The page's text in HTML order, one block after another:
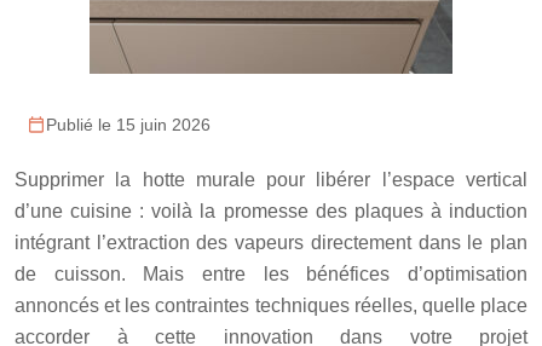
Publié le 15 juin 2026
Supprimer la hotte murale pour libérer l’espace vertical
d’une cuisine : voilà la promesse des plaques à induction
intégrant l’extraction des vapeurs directement dans le plan
de cuisson. Mais entre les bénéfices d’optimisation
annoncés et les contraintes techniques réelles, quelle place
accorder à cette innovation dans votre projet